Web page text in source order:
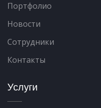
Портфолио
Новости
Сотрудники
Контакты
Услуги